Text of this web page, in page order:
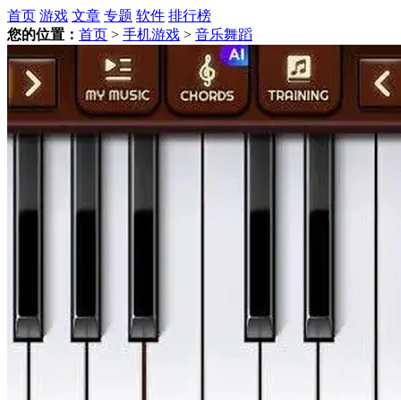
首页 游戏 文章 专题 软件 排行榜
您的位置： 首页 > 手机游戏 > 音乐舞蹈